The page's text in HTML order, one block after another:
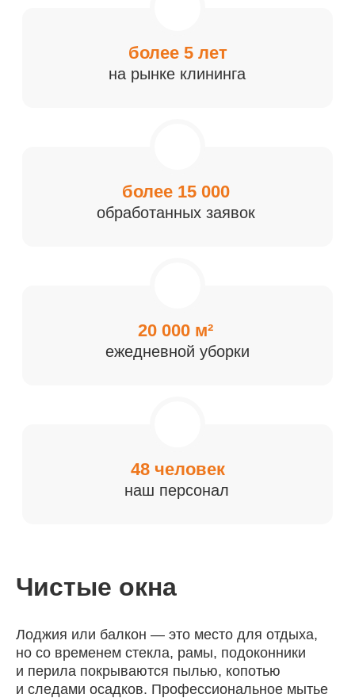
Чистые окна
Лоджия или балкон — это место для отдыха,
но со временем стекла, рамы, подоконники
и перила покрываются пылью, копотью
и следами осадков. Профессиональное мытье